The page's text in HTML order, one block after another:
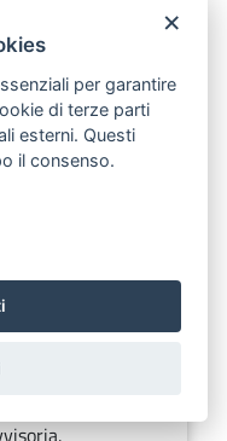
regionali
06/2004
unica
×
per garantire
di terze parti
esterni. Questi
il consenso.